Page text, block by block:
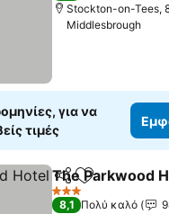
Stockton-on-Tees,
Middlesbrough
για να
τιμές
Κοινοποίηση
Προσθήκη
The Parkwood
3 Αστέρια
8,1 Πολύ καλό